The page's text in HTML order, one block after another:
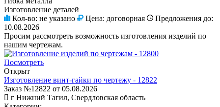
Изготовление деталей
Кол-во: не указано Цена: договорная
Предложения до:
10.08.2026
Просим рассмотреть возможность изготовления изделий по
нашим чертежам.
Посмотреть
Открыт
Изготовление винт-гайки по чертежу - 12822
Заказ №12822 от 05.08.2026
г Нижний Тагил, Свердловская область